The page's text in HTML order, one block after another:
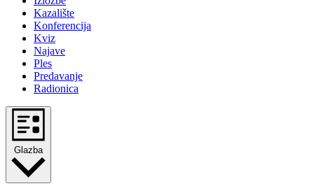
Kazalište
Konferencija
Kviz
Najave
Ples
Predavanje
Radionica
Glazba